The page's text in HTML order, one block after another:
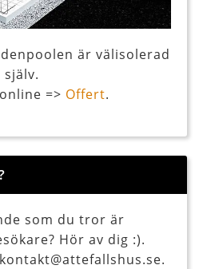
är välisolerad
=> Offert.
som du tror är
Hör av dig :).